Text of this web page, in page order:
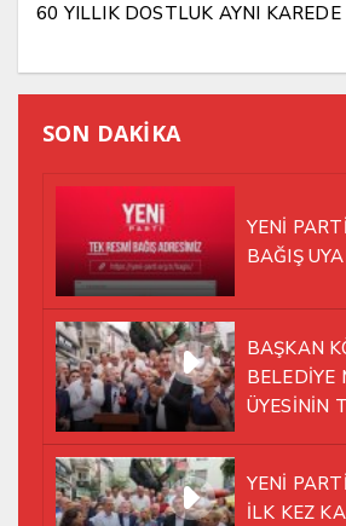
60 YILLIK DOSTLUK AYNI KAREDE
SON DAKİKA
YENİ
BAĞIŞ
BAŞKAN
BELEDİYE
ÜYESİNİN
YENİ
İLK KEZ